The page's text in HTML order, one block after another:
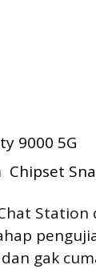
9000 5G
Chipset
Station
gak